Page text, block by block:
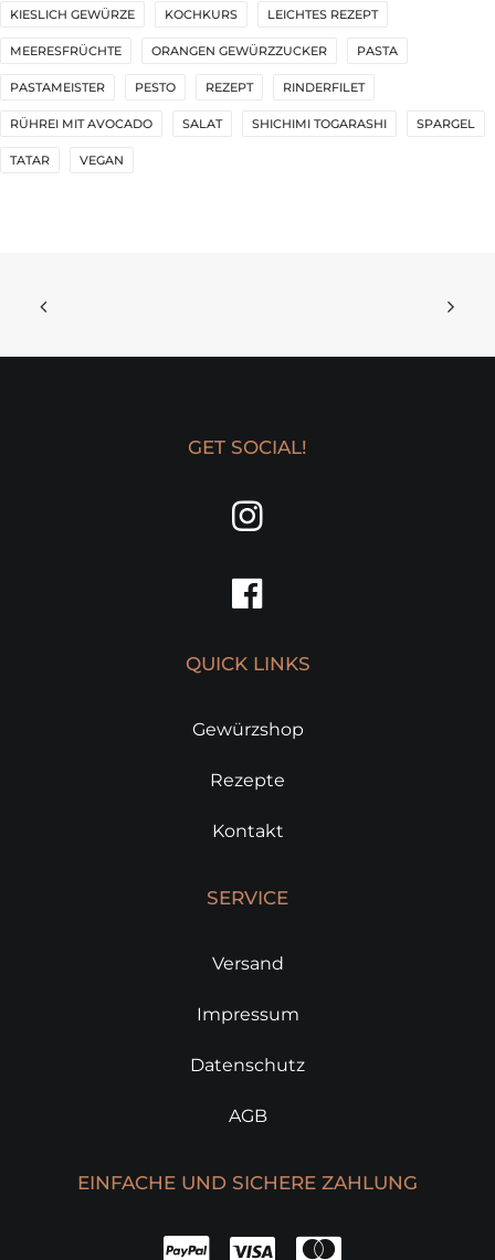
KIESLICH GEWÜRZE KOCHKURS LEICHTES REZEPT
MEERESFRÜCHTE ORANGEN GEWÜRZZUCKER PASTA
PASTAMEISTER PESTO REZEPT RINDERFILET
RÜHREI MIT AVOCADO SALAT SHICHIMI TOGARASHI SPARGEL
TATAR VEGAN
GET SOCIAL!
QUICK LINKS
Gewürzshop
Rezepte
Kontakt
SERVICE
Versand
Impressum
Datenschutz
AGB
EINFACHE UND SICHERE ZAHLUNG